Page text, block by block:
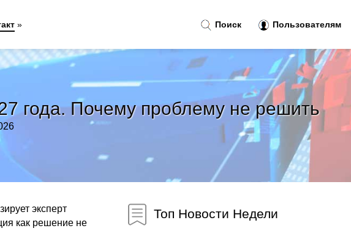
года. Почему проблему не решить
эксперт
как решение не
Топ Новости Недели
Поиск Пользователям
»